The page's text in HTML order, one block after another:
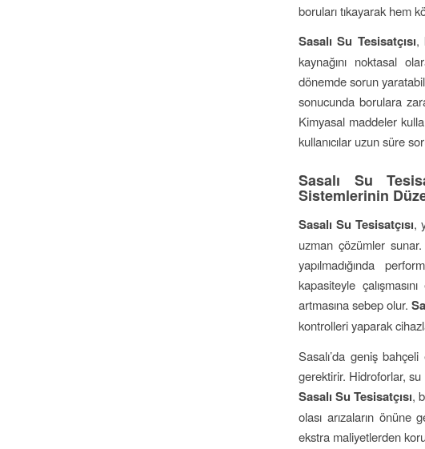
boruları tıkayarak hem
Sasalı Su Tesisatçısı,
kaynağını noktasal
dönemde sorun
sonucunda borulara
Kimyasal maddeler
kullanıcılar uzun süre
Sasalı Su
Sistemlerinin
Sasalı Su Tesisatçısı,
uzman çözümler
yapılmadığında
kapasiteyle
artmasına sebep olur.
kontrolleri yaparak
Sasalı’da geniş
gerektirir. Hidroforlar, su
Sasalı Su Tesisatçısı,
olası arızaların
ekstra maliyetlerden